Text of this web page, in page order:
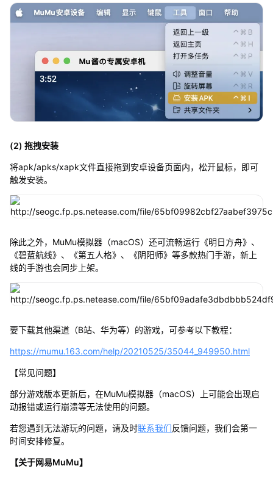
(2) 拖拽安装
将apk/apks/xapk文件直接拖到安卓设备页面内，松开鼠标，即可
触发安装。
除此之外，MuMu模拟器（macOS）还可流畅运行《明日方舟》、
《碧蓝航线》、《第五人格》、《阴阳师》等多款热门手游，新上
线的手游也会同步上架。
要下载其他渠道（B站、华为等）的游戏，可参考以下教程：
https://mumu.163.com/help/20210525/35044_949950.html
【常见问题】
部分游戏版本更新后，在MuMu模拟器（macOS）上可能会出现启
动报错或运行崩溃等无法使用的问题。
若您遇到无法游玩的问题，请及时联系我们反馈问题，我们会第一
时间安排修复。
【关于网易MuMu】